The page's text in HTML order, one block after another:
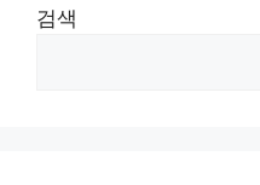
검색